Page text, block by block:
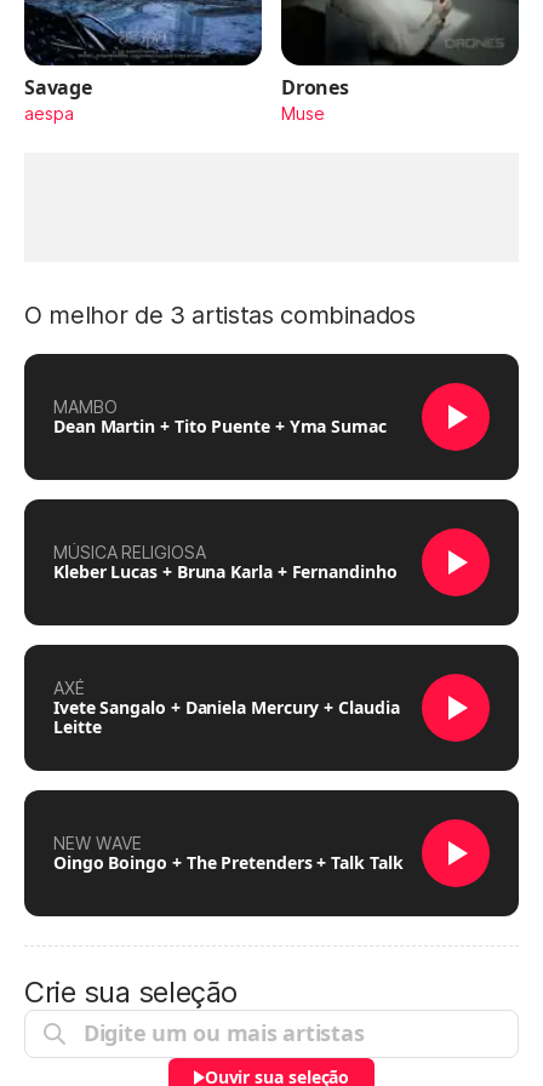
Savage
aespa
Drones
Muse
O melhor de 3 artistas combinados
MAMBO
Dean Martin + Tito Puente + Yma Sumac
MÚSICA RELIGIOSA
Kleber Lucas + Bruna Karla + Fernandinho
AXÉ
Ivete Sangalo + Daniela Mercury + Claudia
Leitte
NEW WAVE
Oingo Boingo + The Pretenders + Talk Talk
Crie sua seleção
Ouvir sua seleção